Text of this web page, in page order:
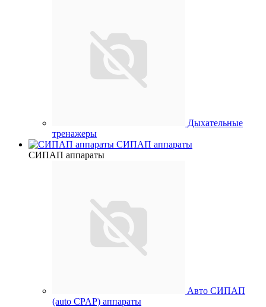
Дыхательные
тренажеры
СИПАП аппараты
СИПАП аппараты
Aвто СИПАП
(auto CPAP) аппараты